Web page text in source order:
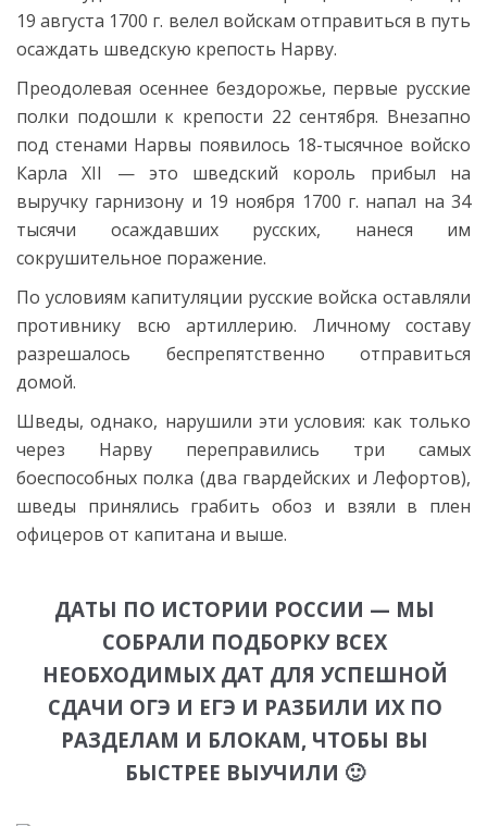
19 августа 1700 г. велел войскам отправиться в путь
осаждать шведскую крепость Нарву.
Преодолевая осеннее бездорожье, первые русские
полки подошли к крепости 22 сентября. Внезапно
под стенами Нарвы появилось 18-тысячное войско
Карла XII — это шведский король прибыл на
выручку гарнизону и 19 ноября 1700 г. напал на 34
тысячи осаждавших русских, нанеся им
сокрушительное поражение.
По условиям капитуляции русские войска оставляли
противнику всю артиллерию. Личному составу
разрешалось беспрепятственно отправиться
домой.
Шведы, однако, нарушили эти условия: как только
через Нарву переправились три самых
боеспособных полка (два гвардейских и Лефортов),
шведы принялись грабить обоз и взяли в плен
офицеров от капитана и выше.
ДАТЫ ПО ИСТОРИИ РОССИИ — МЫ
СОБРАЛИ ПОДБОРКУ ВСЕХ
НЕОБХОДИМЫХ ДАТ ДЛЯ УСПЕШНОЙ
СДАЧИ ОГЭ И ЕГЭ И РАЗБИЛИ ИХ ПО
РАЗДЕЛАМ И БЛОКАМ, ЧТОБЫ ВЫ
БЫСТРЕЕ ВЫУЧИЛИ 🙂